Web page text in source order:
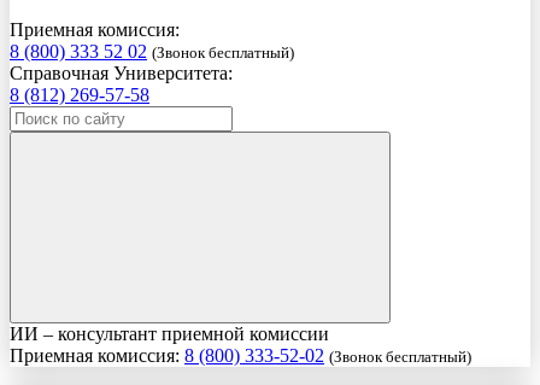
Приемная комиссия:
8 (800) 333 52 02 (Звонок бесплатный)
Справочная Университета:
8 (812) 269-57-58
ИИ – консультант приемной комиссии
Приемная комиссия: 8 (800) 333-52-02 (Звонок бесплатный)